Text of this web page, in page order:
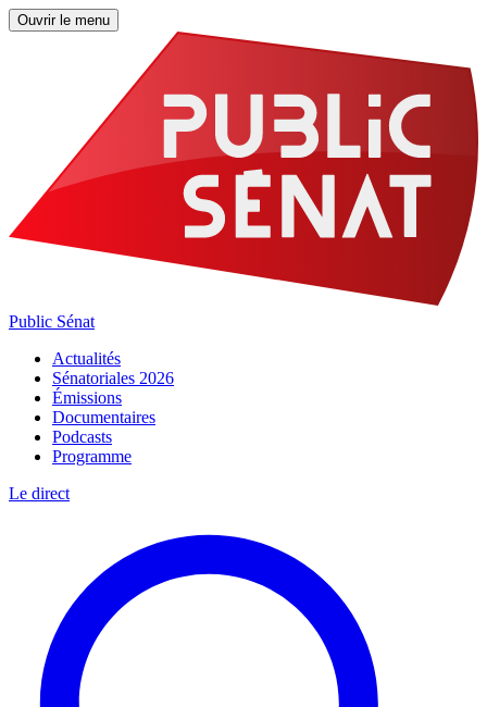
Ouvrir le menu
Public Sénat
Actualités
Sénatoriales 2026
Émissions
Documentaires
Podcasts
Programme
Le direct